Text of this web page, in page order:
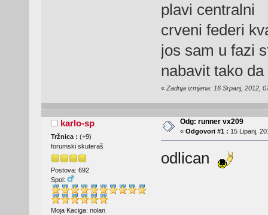
plavi centralni
crveni federi
jos sam u fazi
nabavit tako
« Zadnja izmjena: 16 Srpanj, 2012,
karlo-sp
Tržnica : (+9)
forumski skuteraš
Postova: 692
Spol:
Moja Kaciga: nolan
Odg: runner vx209
« Odgovori #1 : 15 Lipanj,
odlican